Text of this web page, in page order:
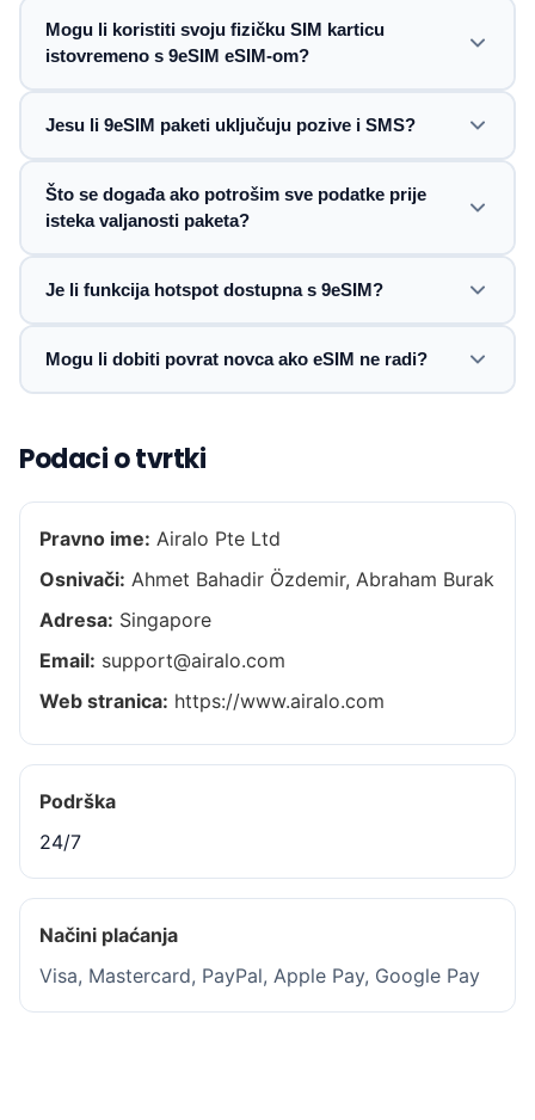
Mogu li koristiti svoju fizičku SIM karticu
istovremeno s 9eSIM eSIM-om?
Jesu li 9eSIM paketi uključuju pozive i SMS?
Što se događa ako potrošim sve podatke prije
isteka valjanosti paketa?
Je li funkcija hotspot dostupna s 9eSIM?
Mogu li dobiti povrat novca ako eSIM ne radi?
Podaci o tvrtki
Pravno ime: Airalo Pte Ltd
Osnivači: Ahmet Bahadir Özdemir, Abraham Burak
Adresa: Singapore
Email: support@airalo.com
Web stranica: https://www.airalo.com
Podrška
24/7
Načini plaćanja
Visa, Mastercard, PayPal, Apple Pay, Google Pay